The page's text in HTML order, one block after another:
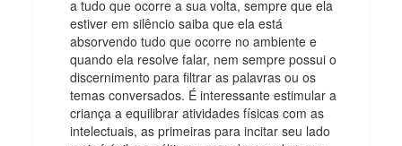
a tudo que ocorre a sua volta, sempre que ela
estiver em silêncio saiba que ela está
absorvendo tudo que ocorre no ambiente e
quando ela resolve falar, nem sempre possui o
discernimento para filtrar as palavras ou os
temas conversados. É interessante estimular a
criança a equilibrar atividades físicas com as
intelectuais, as primeiras para incitar seu lado